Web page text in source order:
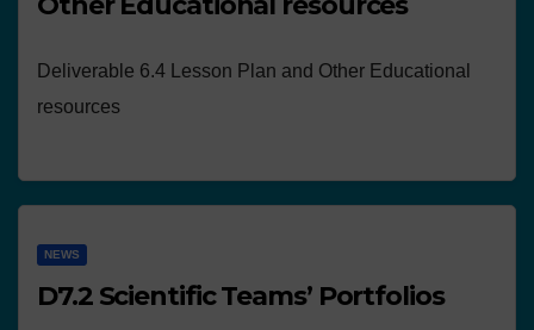
Deliverable 6.4 Lesson Plan and Other Educational
resources
NEWS
D7.2 Scientific Teams’ Portfolios